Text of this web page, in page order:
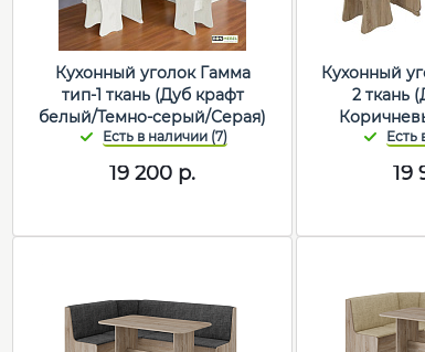
Кухонный уголок Гамма
тип-1 ткань (Дуб крафт
белый/Темно-серый/Серая)
19 200 р.
Кухонный
2 ткань
19